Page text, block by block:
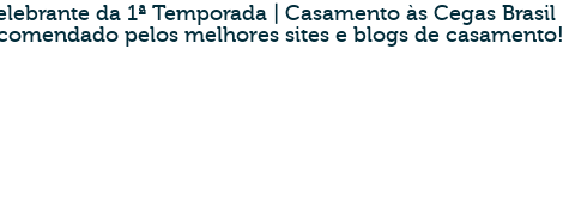
da 1ª Temporada | Casamento às Cegas Brasil
pelos melhores sites e blogs de casamento!